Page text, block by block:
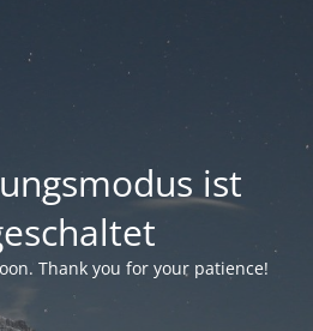
ist
Thank you for your patience!